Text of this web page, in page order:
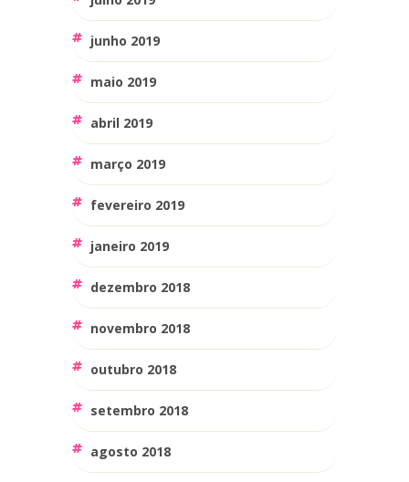
junho 2019
maio 2019
abril 2019
março 2019
fevereiro 2019
janeiro 2019
dezembro 2018
novembro 2018
outubro 2018
setembro 2018
agosto 2018